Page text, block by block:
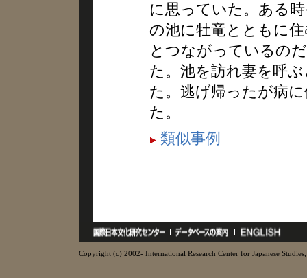
に思っていた。ある
の池に牡竜とともに
とつながっているの
た。池を訪れ妻を呼
た。逃げ帰ったが病
た。
類似事例
Copyright (c) 2002- International Research Center for Japanese